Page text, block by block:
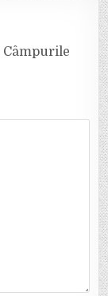
Câmpurile